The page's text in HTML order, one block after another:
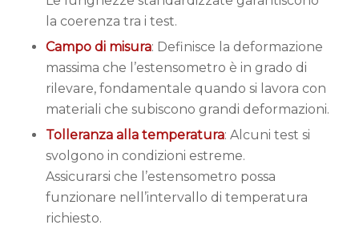
la coerenza tra i test.
Campo di misura: Definisce la deformazione
massima che l’estensometro è in grado di
rilevare, fondamentale quando si lavora con
materiali che subiscono grandi deformazioni.
Tolleranza alla temperatura: Alcuni test si
svolgono in condizioni estreme.
Assicurarsi che l’estensometro possa
funzionare nell’intervallo di temperatura
richiesto.